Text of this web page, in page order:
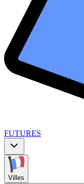
FUTURES
Villes